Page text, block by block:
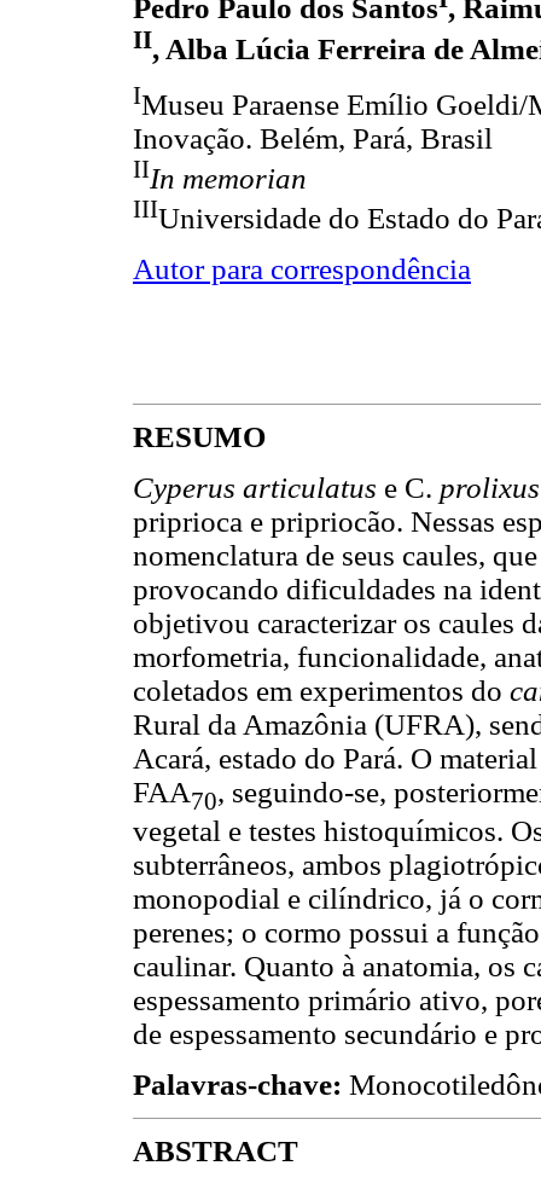
Pedro Paulo dos Santos ,
II, Alba Lúcia Ferreira de
IMuseu Paraense Emílio
Inovação. Belém, Pará, Brasil
IIIn memorian
IIIUniversidade do Estado do
Autor para correspondência
RESUMO
Cyperus articulatus e C.
priprioca e pripriocão. Nessas
nomenclatura de seus caules,
provocando dificuldades na
objetivou caracterizar os caules
morfometria, funcionalidade,
coletados em experimentos do
Rural da Amazônia (UFRA),
Acará, estado do Pará. O
FAA70, seguindo-se,
vegetal e testes histoquímicos.
subterrâneos, ambos
monopodial e cilíndrico, já o
perenes; o cormo possui a
caulinar. Quanto à anatomia, os
espessamento primário ativo,
de espessamento secundário e
Palavras-chave:
ABSTRACT